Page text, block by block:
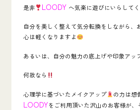
是非 LOODY へ気楽に遊びにいらして
自分を美しく整えて気分転換をしながら、
心は軽くなりますよ
あるいは、自分の魅力の底上げや印象アッ
何故なら
心理学に基づいたメイクアップ の力は想
LOODYをご利用頂いた沢山のお客様が、